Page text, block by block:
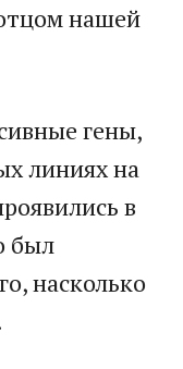
нашей
гены,
линиях на
в
был
насколько